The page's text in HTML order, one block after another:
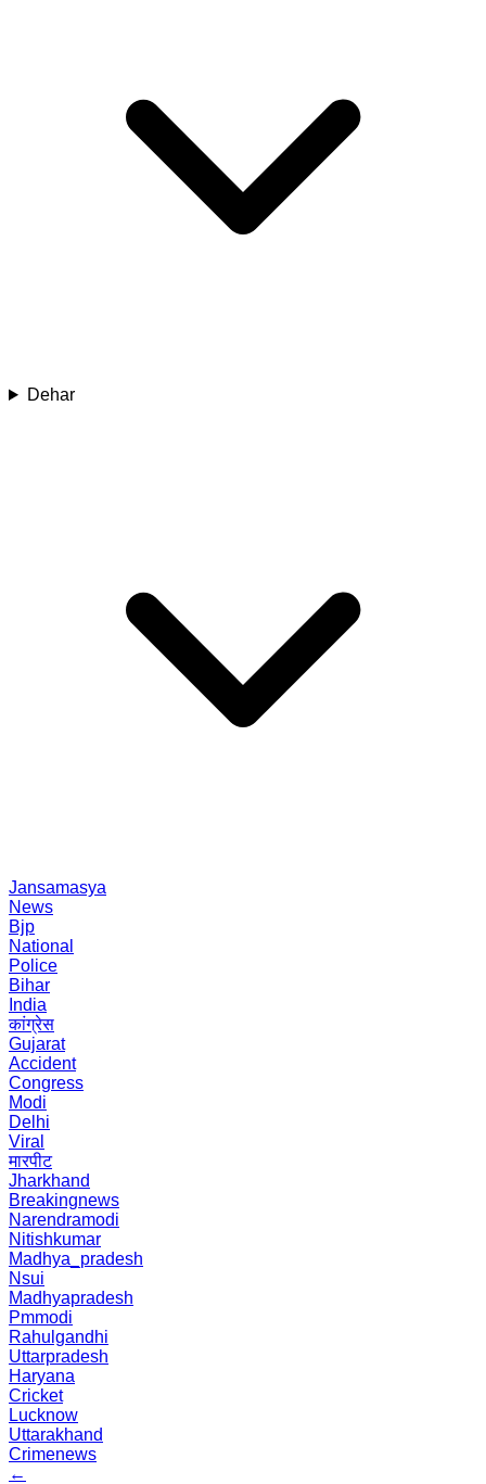
Dehar
Jansamasya
News
Bjp
National
Police
Bihar
India
कांग्रेस
Gujarat
Accident
Congress
Modi
Delhi
Viral
मारपीट
Jharkhand
Breakingnews
Narendramodi
Nitishkumar
Madhya_pradesh
Nsui
Madhyapradesh
Pmmodi
Rahulgandhi
Uttarpradesh
Haryana
Cricket
Lucknow
Uttarakhand
Crimenews
←